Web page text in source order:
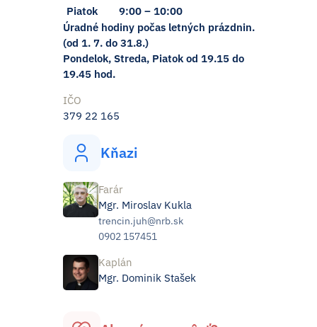
Piatok
9:00 – 10:00
Úradné hodiny počas letných prázdnin.
(od 1. 7. do 31.8.)
Pondelok, Streda, Piatok od 19.15 do
19.45 hod.
IČO
379 22 165
Kňazi
Farár
Mgr. Miroslav Kukla
trencin.juh@nrb.sk
0902 157451
Kaplán
Mgr. Dominik Stašek